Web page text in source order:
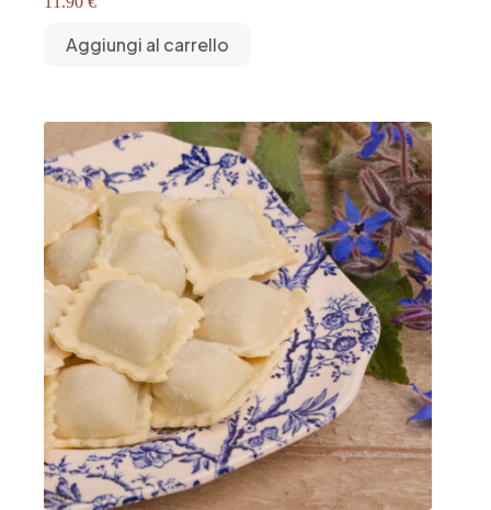
Aggiungi al carrello